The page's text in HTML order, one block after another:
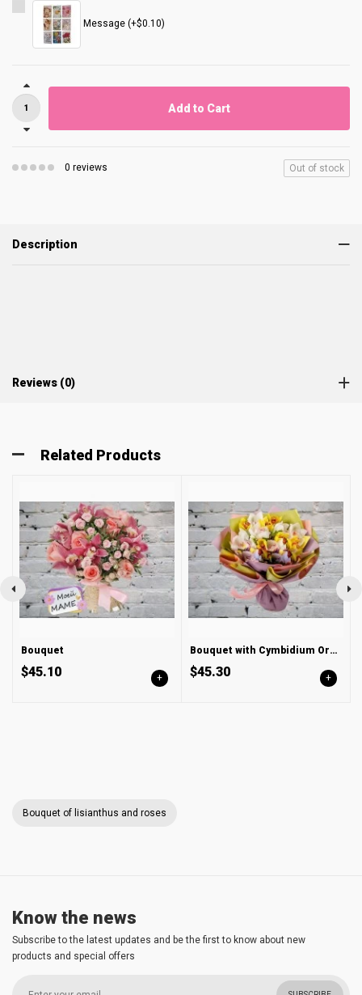
Message (+$0.10)
Add to Cart
0 reviews Out of stock
Description
Reviews (0)
Related Products
Bouquet
$45.10 +
Bouquet with Cymbidium Orchids
$45.30 +
Bouquet of lisianthus and roses
Know the news
Subscribe to the latest updates and be the first to know about new
products and special offers